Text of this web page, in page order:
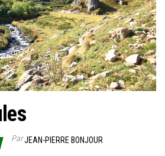
ParJEAN-PIERRE BONJOUR